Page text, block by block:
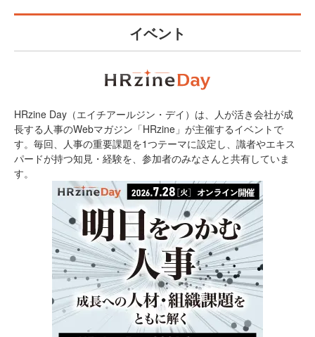
イベント
HRzine Day（エイチアールジン・デイ）は、人が活き会社が成
長する人事のWebマガジン「HRzine」が主催するイベントで
す。毎回、人事の重要課題を1つテーマに設定し、識者やエキス
パードが持つ知見・経験を、参加者のみなさんと共有していま
す。